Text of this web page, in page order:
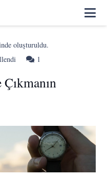
oluşturuldu.
1
Çıkmanın